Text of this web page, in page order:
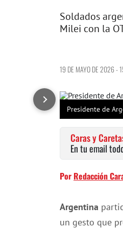
Soldados
Milei con la
19 DE MAYO DE 2026 -
Presidente de
Caras y
En tu email
Por Redacción
Argentina
un gesto que